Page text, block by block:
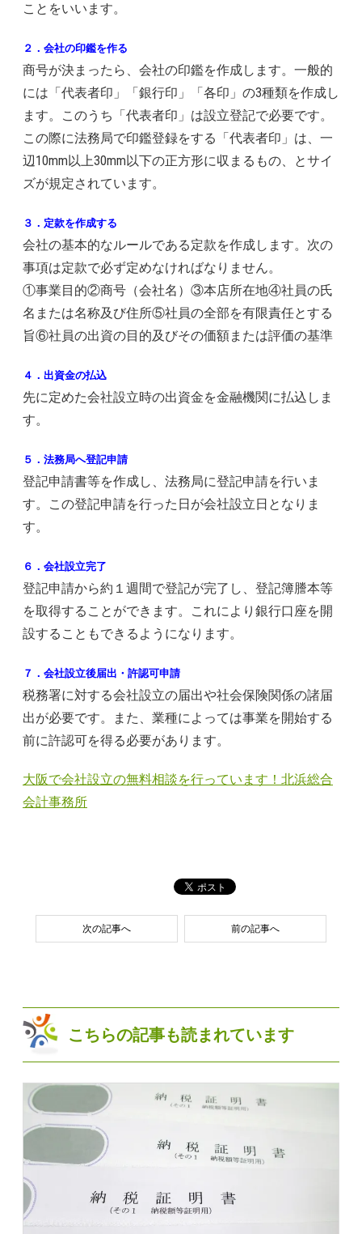
ことをいいます。
２．会社の印鑑を作る
商号が決まったら、会社の印鑑を作成します。一般的
には「代表者印」「銀行印」「各印」の3種類を作成し
ます。このうち「代表者印」は設立登記で必要です。
この際に法務局で印鑑登録をする「代表者印」は、一
辺10mm以上30mm以下の正方形に収まるもの、とサイ
ズが規定されています。
３．定款を作成する
会社の基本的なルールである定款を作成します。次の
事項は定款で必ず定めなければなりません。
①事業目的②商号（会社名）③本店所在地④社員の氏
名または名称及び住所⑤社員の全部を有限責任とする
旨⑥社員の出資の目的及びその価額または評価の基準
４．出資金の払込
先に定めた会社設立時の出資金を金融機関に払込しま
す。
５．法務局へ登記申請
登記申請書等を作成し、法務局に登記申請を行いま
す。この登記申請を行った日が会社設立日となりま
す。
６．会社設立完了
登記申請から約１週間で登記が完了し、登記簿謄本等
を取得することができます。これにより銀行口座を開
設することもできるようになります。
７．会社設立後届出・許認可申請
税務署に対する会社設立の届出や社会保険関係の諸届
出が必要です。また、業種によっては事業を開始する
前に許認可を得る必要があります。
大阪で会社設立の無料相談を行っています！北浜総合
会計事務所
次の記事へ 前の記事へ
こちらの記事も読まれています